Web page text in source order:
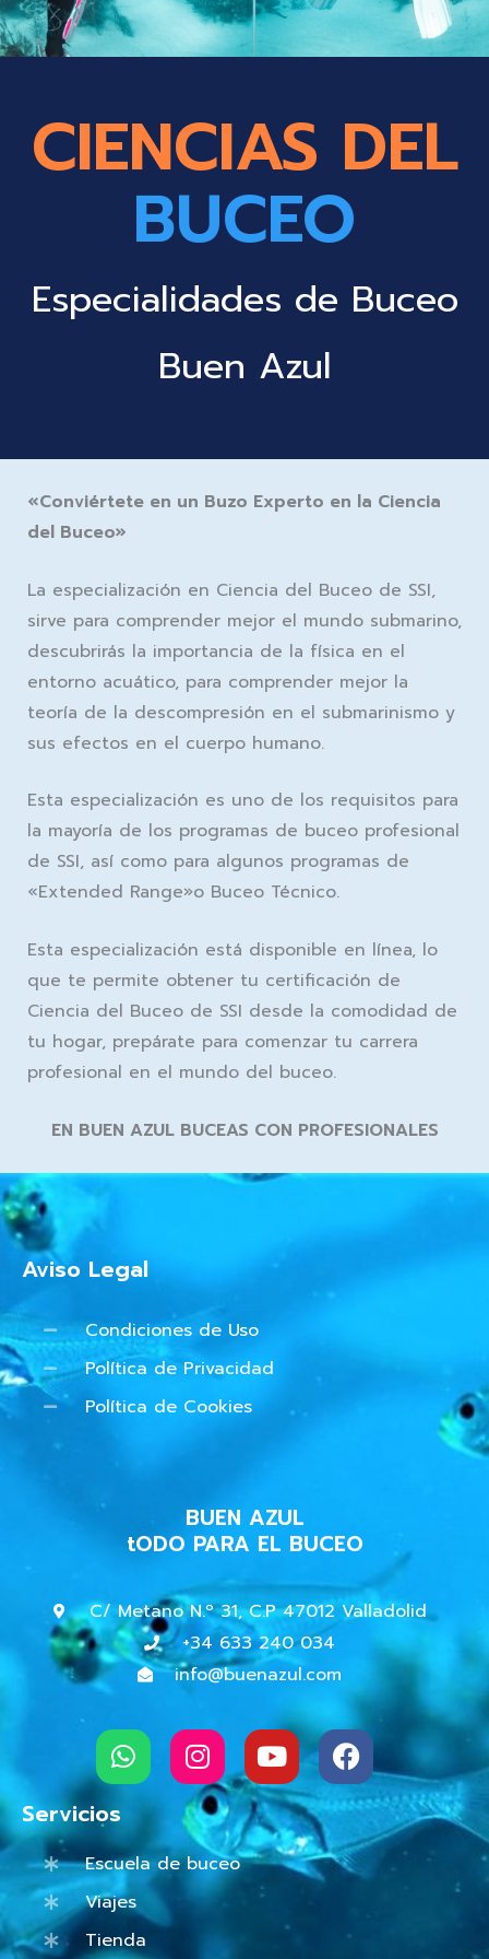
CIENCIAS DEL
BUCEO
Especialidades de Buceo
Buen Azul
«Conviértete en un Buzo Experto en la Ciencia
del Buceo»
La especialización en Ciencia del Buceo de SSI,
sirve para comprender mejor el mundo submarino,
descubrirás la importancia de la física en el
entorno acuático, para comprender mejor la
teoría de la descompresión en el submarinismo y
sus efectos en el cuerpo humano.
Esta especialización es uno de los requisitos para
la mayoría de los programas de buceo profesional
de SSI, así como para algunos programas de
«Extended Range»o Buceo Técnico.
Esta especialización está disponible en línea, lo
que te permite obtener tu certificación de
Ciencia del Buceo de SSI desde la comodidad de
tu hogar, prepárate para comenzar tu carrera
profesional en el mundo del buceo.
EN BUEN AZUL BUCEAS CON PROFESIONALES
Aviso Legal
Condiciones de Uso
Política de Privacidad
Política de Cookies
BUEN AZUL
tODO PARA EL BUCEO
C/ Metano N.º 31, C.P 47012 Valladolid
+34 633 240 034
info@buenazul.com
W
h
a
s
a
p
p
I
n
s
t
a
g
r
a
m
Y
o
u
t
u
b
F
a
c
e
b
o
o
Servicios
Escuela de buceo
Viajes
Tienda